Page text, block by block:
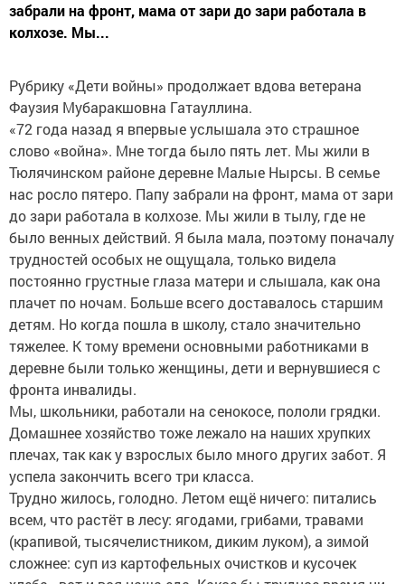
забрали на фронт, мама от зари до зари работала в
колхозе. Мы...
Рубрику «Дети войны» продолжает вдова ветерана
Фаузия Мубаракшовна Гатауллина.
«72 года назад я впервые услышала это страшное
слово «война». Мне тогда было пять лет. Мы жили в
Тюлячинском районе деревне Малые Нырсы. В семье
нас росло пятеро. Папу забрали на фронт, мама от зари
до зари работала в колхозе. Мы жили в тылу, где не
было венных действий. Я была мала, поэтому поначалу
трудностей особых не ощущала, только видела
постоянно грустные глаза матери и слышала, как она
плачет по ночам. Больше всего доставалось старшим
детям. Но когда пошла в школу, стало значительно
тяжелее. К тому времени основными работниками в
деревне были только женщины, дети и вернувшиеся с
фронта инвалиды.
Мы, школьники, работали на сенокосе, пололи грядки.
Домашнее хозяйство тоже лежало на наших хрупких
плечах, так как у взрослых было много других забот. Я
успела закончить всего три класса.
Трудно жилось, голодно. Летом ещё ничего: питались
всем, что растёт в лесу: ягодами, грибами, травами
(крапивой, тысячелистником, диким луком), а зимой
сложнее: суп из картофельных очистков и кусочек